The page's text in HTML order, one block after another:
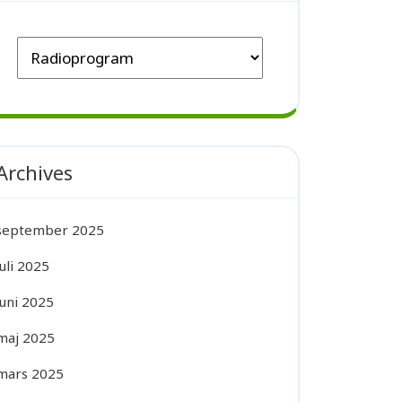
2025
2025
2025
2025
2025